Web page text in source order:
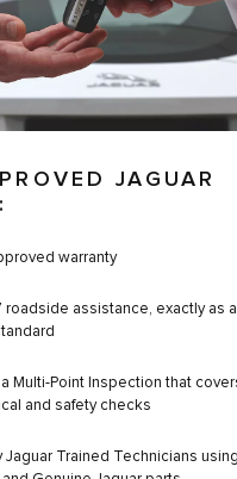
JAGUAR
warranty
roadside assistance, exactly as
Multi-Point Inspection that
and safety checks
Trained Technicians